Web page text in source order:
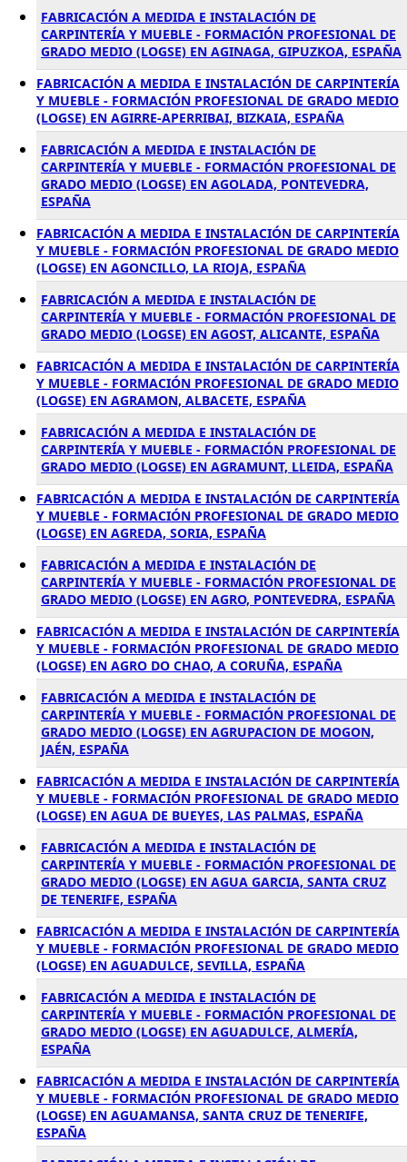
FABRICACIÓN A MEDIDA E INSTALACIÓN DE
CARPINTERÍA Y MUEBLE - FORMACIÓN PROFESIONAL DE
GRADO MEDIO (LOGSE) EN AGINAGA, GIPUZKOA, ESPAÑA
FABRICACIÓN A MEDIDA E INSTALACIÓN DE CARPINTERÍA
Y MUEBLE - FORMACIÓN PROFESIONAL DE GRADO MEDIO
(LOGSE) EN AGIRRE-APERRIBAI, BIZKAIA, ESPAÑA
FABRICACIÓN A MEDIDA E INSTALACIÓN DE
CARPINTERÍA Y MUEBLE - FORMACIÓN PROFESIONAL DE
GRADO MEDIO (LOGSE) EN AGOLADA, PONTEVEDRA,
ESPAÑA
FABRICACIÓN A MEDIDA E INSTALACIÓN DE CARPINTERÍA
Y MUEBLE - FORMACIÓN PROFESIONAL DE GRADO MEDIO
(LOGSE) EN AGONCILLO, LA RIOJA, ESPAÑA
FABRICACIÓN A MEDIDA E INSTALACIÓN DE
CARPINTERÍA Y MUEBLE - FORMACIÓN PROFESIONAL DE
GRADO MEDIO (LOGSE) EN AGOST, ALICANTE, ESPAÑA
FABRICACIÓN A MEDIDA E INSTALACIÓN DE CARPINTERÍA
Y MUEBLE - FORMACIÓN PROFESIONAL DE GRADO MEDIO
(LOGSE) EN AGRAMON, ALBACETE, ESPAÑA
FABRICACIÓN A MEDIDA E INSTALACIÓN DE
CARPINTERÍA Y MUEBLE - FORMACIÓN PROFESIONAL DE
GRADO MEDIO (LOGSE) EN AGRAMUNT, LLEIDA, ESPAÑA
FABRICACIÓN A MEDIDA E INSTALACIÓN DE CARPINTERÍA
Y MUEBLE - FORMACIÓN PROFESIONAL DE GRADO MEDIO
(LOGSE) EN AGREDA, SORIA, ESPAÑA
FABRICACIÓN A MEDIDA E INSTALACIÓN DE
CARPINTERÍA Y MUEBLE - FORMACIÓN PROFESIONAL DE
GRADO MEDIO (LOGSE) EN AGRO, PONTEVEDRA, ESPAÑA
FABRICACIÓN A MEDIDA E INSTALACIÓN DE CARPINTERÍA
Y MUEBLE - FORMACIÓN PROFESIONAL DE GRADO MEDIO
(LOGSE) EN AGRO DO CHAO, A CORUÑA, ESPAÑA
FABRICACIÓN A MEDIDA E INSTALACIÓN DE
CARPINTERÍA Y MUEBLE - FORMACIÓN PROFESIONAL DE
GRADO MEDIO (LOGSE) EN AGRUPACION DE MOGON,
JAÉN, ESPAÑA
FABRICACIÓN A MEDIDA E INSTALACIÓN DE CARPINTERÍA
Y MUEBLE - FORMACIÓN PROFESIONAL DE GRADO MEDIO
(LOGSE) EN AGUA DE BUEYES, LAS PALMAS, ESPAÑA
FABRICACIÓN A MEDIDA E INSTALACIÓN DE
CARPINTERÍA Y MUEBLE - FORMACIÓN PROFESIONAL DE
GRADO MEDIO (LOGSE) EN AGUA GARCIA, SANTA CRUZ
DE TENERIFE, ESPAÑA
FABRICACIÓN A MEDIDA E INSTALACIÓN DE CARPINTERÍA
Y MUEBLE - FORMACIÓN PROFESIONAL DE GRADO MEDIO
(LOGSE) EN AGUADULCE, SEVILLA, ESPAÑA
FABRICACIÓN A MEDIDA E INSTALACIÓN DE
CARPINTERÍA Y MUEBLE - FORMACIÓN PROFESIONAL DE
GRADO MEDIO (LOGSE) EN AGUADULCE, ALMERÍA,
ESPAÑA
FABRICACIÓN A MEDIDA E INSTALACIÓN DE CARPINTERÍA
Y MUEBLE - FORMACIÓN PROFESIONAL DE GRADO MEDIO
(LOGSE) EN AGUAMANSA, SANTA CRUZ DE TENERIFE,
ESPAÑA